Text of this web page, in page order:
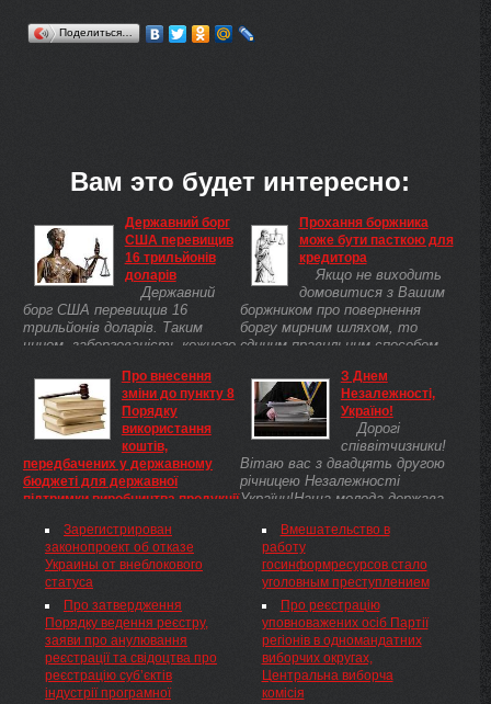
Поделиться…
Вам это будет интересно:
Державний борг
США перевищив
16 трильйонів
доларів
Державний
борг США перевищив 16
трильйонів доларів. Таким
чином, заборгованість кожного
новонароджених, становить 50
тисяч 909 доларів, свідчать
дані Міністерства фінансів ...
Про внесення
зміни до пункту 8
Порядку
використання
коштів,
передбачених у державному
бюджеті для державної
підтримки виробництва продукції
землях, Кабінет Міністрів України
Про внесення зміни до
пункту 8 Порядку
використання коштів,
передбачених у державному
бюджеті для державної
підтримки виробництва
продукції рослинництва на
зрошуваних землях
Зарегистрирован
законопроект об отказе
Украины от внеблокового
статуса
Про затвердження
Порядку ведення реєстру,
заяви про анулювання
реєстрації та свідоцтва про
реєстрацію суб’єктів
індустрії програмної
Прохання боржника
може бути пасткою для
кредитора
Якщо не виходить
домовитися з Вашим
боржником про повернення
боргу мирним шляхом, то
єдиним правильним способом
примусове стягнення.
З Днем
Незалежності,
Україно!
Дорогі
співвітчизники!
Вітаю вас з двадцять другою
річницею Незалежності
України!Наша молода держава
становлення. На ньому були і
досягнення, і втрати, але
головне, що ...
Вмешательство в
работу
госинформресурсов стало
уголовным преступлением
Про реєстрацію
уповноважених осіб Партії
регіонів в одномандатних
виборчих округах,
Центральна виборча
комісія